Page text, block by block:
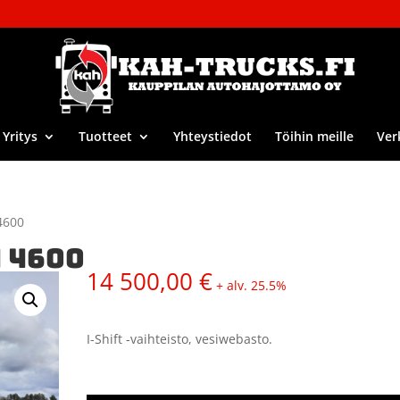
Yritys Tuotteet Yhteystiedot Töihin meille
4600
14 500,00€ + alv. 25.5%
I-Shift -vaihteisto, vesiwebasto.